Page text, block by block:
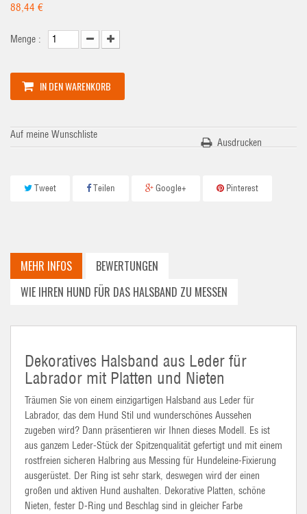
88,44 €
Menge :
IN DEN WARENKORB
Auf meine Wunschliste
Ausdrucken
Tweet Teilen Google+ Pinterest
MEHR INFOS
BEWERTUNGEN
WIE IHREN HUND FÜR DAS HALSBAND ZU MESSEN
Dekoratives Halsband aus Leder für
Labrador mit Platten und Nieten
Träumen Sie von einem einzigartigen Halsband aus Leder für
Labrador, das dem Hund Stil und wunderschönes Aussehen
zugeben wird? Dann präsentieren wir Ihnen dieses Modell. Es ist
aus ganzem Leder-Stück der Spitzenqualität gefertigt und mit einem
rostfreien sicheren Halbring aus Messing für Hundeleine-Fixierung
ausgerüstet. Der Ring ist sehr stark, deswegen wird der einen
großen und aktiven Hund aushalten. Dekorative Platten, schöne
Nieten, fester D-Ring und Beschlag sind in gleicher Farbe